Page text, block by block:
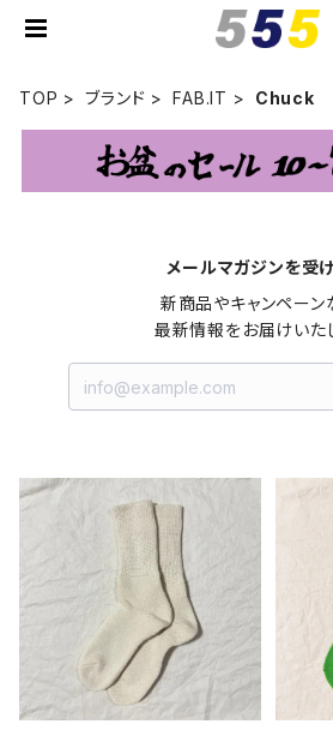
TOP ブランド FAB.IT Chuck
メールマガジンを受
新商品やキャンペーン
最新情報をお届けいた